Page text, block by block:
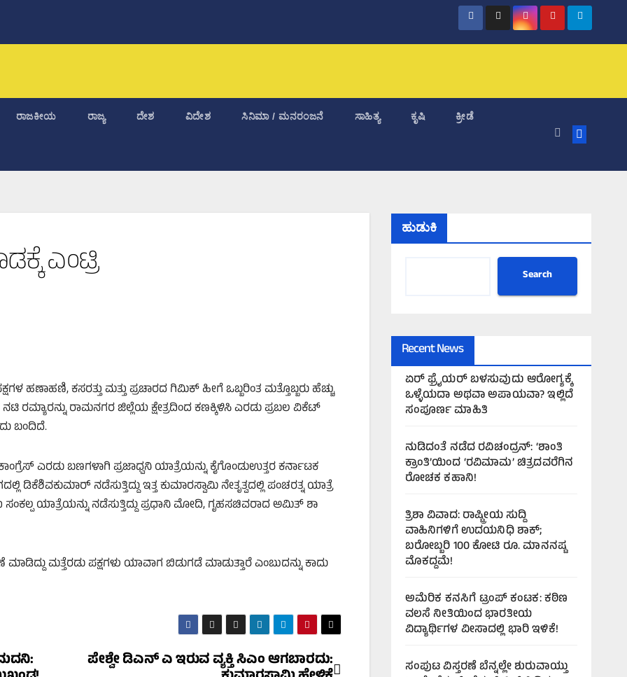
ರಾಜಕೀಯ ರಾಜ್ಯ ದೇಶ ವಿದೇಶ ಸಿನಿಮಾ / ಮನರಂಜನೆ ಸಾಹಿತ್ಯ ಕೃಷಿ ಕ್ರೀಡೆ
ಎಂಟ್ರಿ
ಹಣಾಹಣಿ, ಕಸರತ್ತು ಮತ್ತು ಪ್ರಚಾರದ ಗಿಮಿಕ್‌ ಹೀಗೆ ಒಬ್ಬರಿಂತ ಮತ್ತೊಬ್ಬರು ಹೆಚ್ಚು
ರಮ್ಯಾರನ್ನು ರಾಮನಗರ ಜಿಲ್ಲೆಯ ಕ್ಷೇತ್ರದಿಂದ ಕಣಕ್ಕಿಳಿಸಿ ಎರಡು ಪ್ರಬಲ ವಿಕೆಟ್‌
ಬಂದಿದೆ.
ಎರಡು ಬಣಗಳಾಗಿ ಪ್ರಜಾಧ್ವನಿ ಯಾತ್ರೆಯನ್ನು ಕೈಗೊಂಡುಉತ್ತರ ಕರ್ನಾಟಕ
ನಡೆಸುತ್ತಿದ್ದು ಇತ್ತ ಕುಮಾರಸ್ವಾಮಿ ನೇತೃತ್ವದಲ್ಲಿ ಪಂಚರತ್ನ ಯಾತ್ರೆ
ಯಾತ್ರೆಯನ್ನು ನಡೆಸುತ್ತಿದ್ದು ಪ್ರಧಾನಿ ಮೋದಿ, ಗೃಹಸಚಿವರಾದ ಅಮಿತ್‌ ಶಾ
ಮತ್ತೆರಡು ಪಕ್ಷಗಳು ಯಾವಾಗ ಬಿಡುಗಡೆ ಮಾಡುತ್ತಾರೆ ಎಂಬುದನ್ನು ಕಾದು
ಪೇಶ್ವೇ ಡಿಎನ್‌ ಎ ಇರುವ ವ್ಯಕ್ತಿ ಸಿಎಂ ಆಗಬಾರದು:
ಮದನಿ:
ಹುಡುಕಿ
Search
Recent News
ಏರ್‌ ಫ್ರೈಯರ್‌ ಬಳಸುವುದು ಆರೋಗ್ಯಕ್ಕೆ
ಒಳ್ಳೆಯದಾ ಅಥವಾ ಅಪಾಯವಾ? ಇಲ್ಲಿದೆ
ಸಂಪೂರ್ಣ ಮಾಹಿತಿ
ನುಡಿದಂತೆ ನಡೆದ ರವಿಚಂದ್ರನ್: ‘ಶಾಂತಿ
ಕ್ರಾಂತಿ’ಯಿಂದ ‘ರವಿಮಾಮ’ ಚಿತ್ರದವರೆಗಿನ
ರೋಚಕ ಕಹಾನಿ!
ತ್ರಿಶಾ ವಿವಾದ: ರಾಷ್ಟ್ರೀಯ ಸುದ್ದಿ
ವಾಹಿನಿಗಳಿಗೆ ಉದಯನಿಧಿ ಶಾಕ್;
ಬರೋಬ್ಬರಿ 100 ಕೋಟಿ ರೂ. ಮಾನನಷ್ಟ
ಮೊಕದ್ದಮೆ!
ಅಮೆರಿಕ ಕನಸಿಗೆ ಟ್ರಂಪ್ ಕಂಟಕ: ಕಠಿಣ
ವಲಸೆ ನೀತಿಯಿಂದ ಭಾರತೀಯ
ವಿದ್ಯಾರ್ಥಿಗಳ ವೀಸಾದಲ್ಲಿ ಭಾರಿ ಇಳಿಕೆ!
ಸಂಪುಟ ವಿಸ್ತರಣೆ ಬೆನ್ನಲ್ಲೇ ಶುರುವಾಯ್ತು